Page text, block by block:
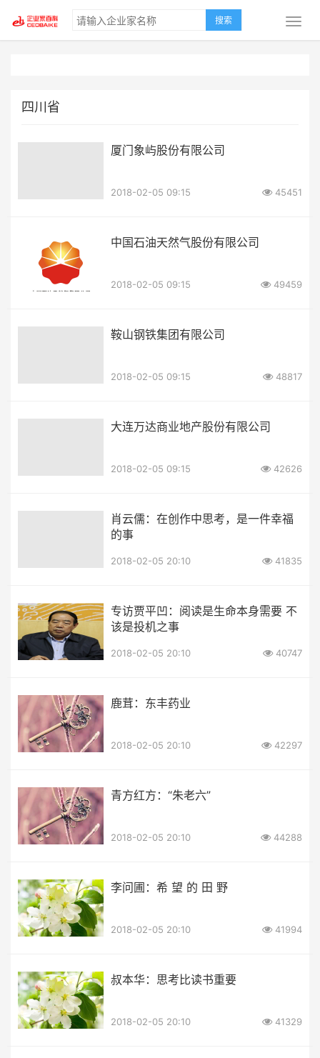
搜索
四川省
厦门象屿股份有限公司
2018-02-05 09:15 45451
中国石油天然气股份有限公司
2018-02-05 09:15 49459
鞍山钢铁集团有限公司
2018-02-05 09:15 48817
大连万达商业地产股份有限公司
2018-02-05 09:15 42626
肖云儒：在创作中思考，是一件幸福
的事
2018-02-05 20:10 41835
专访贾平凹：阅读是生命本身需要 不
该是投机之事
2018-02-05 20:10 40747
鹿茸：东丰药业
2018-02-05 20:10 42297
青方红方：“朱老六”
2018-02-05 20:10 44288
李问圃：希 望 的 田 野
2018-02-05 20:10 41994
叔本华：思考比读书重要
2018-02-05 20:10 41329